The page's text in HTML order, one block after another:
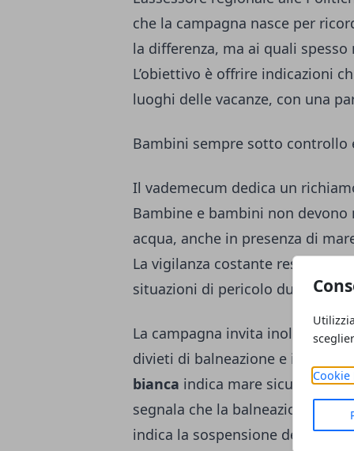
Cookie
che la campagna nasce per
la differenza, ma ai quali
L’obiettivo è offrire indicazioni
luoghi delle vacanze, con una
Bambini sempre sotto controllo
Il vademecum dedica un
Bambine e bambini non
acqua, anche in presenza di
La vigilanza costante resta una
situazioni di pericolo durante il
La campagna invita inoltre a
divieti di balneazione e il colore
bianca indica mare sicuro e
segnala che la balneazione è
indica la sospensione del